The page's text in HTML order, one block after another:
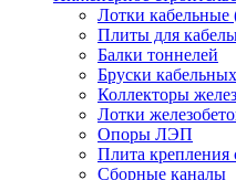
Лотки
Плиты для
Балки тоннелей
Бруски
Коллекторы
Лотки
Опоры ЛЭП
Плита крепления
Сборные каналы